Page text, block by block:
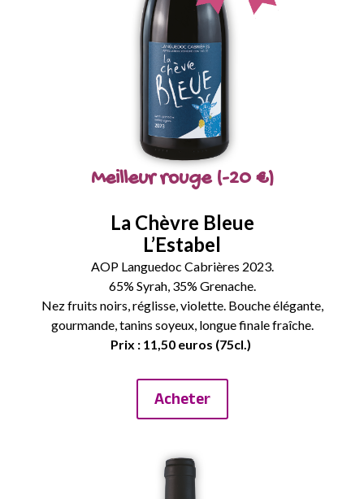
Meilleur rouge (-20 €)
La Chèvre Bleue
L’Estabel
AOP Languedoc Cabrières 2023.
65% Syrah, 35% Grenache.
Nez fruits noirs, réglisse, violette. Bouche élégante,
gourmande, tanins soyeux, longue finale fraîche.
Prix : 11,50 euros (75cl.)
Acheter